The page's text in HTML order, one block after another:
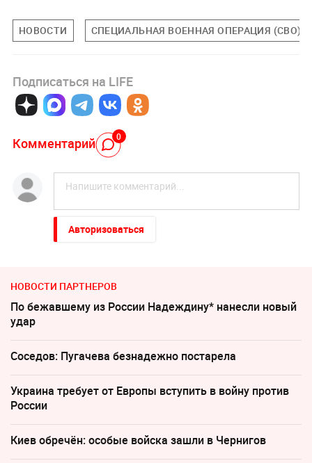
НОВОСТИ СПЕЦИАЛЬНАЯ ВОЕННАЯ ОПЕРАЦИЯ (СВО)
Подписаться на LIFE
Комментарий 0
Авторизоваться
НОВОСТИ ПАРТНЕРОВ
По бежавшему из России Надеждину* нанесли новый
удар
Соседов: Пугачева безнадежно постарела
Украина требует от Европы вступить в войну против
России
Киев обречён: особые войска зашли в Чернигов